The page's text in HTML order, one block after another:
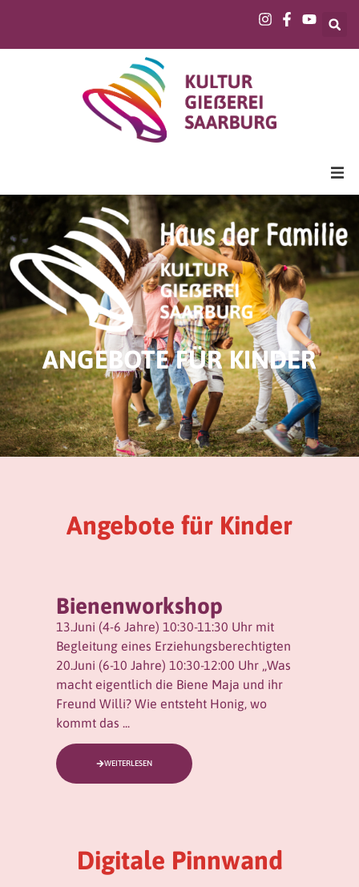
ANGEBOTE FÜR KINDER
Angebote für Kinder
Bienenworkshop
13.Juni (4-6 Jahre) 10:30-11:30 Uhr mit
Begleitung eines Erziehungsberechtigten
20.Juni (6-10 Jahre) 10:30-12:00 Uhr „Was
macht eigentlich die Biene Maja und ihr
Freund Willi? Wie entsteht Honig, wo
kommt das ...
WEITERLESEN
Digitale Pinnwand